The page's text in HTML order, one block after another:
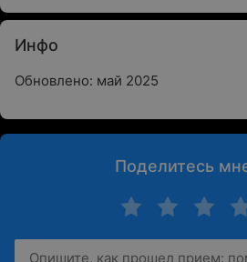
Инфо
Обновлено: май 2025
Поделитесь